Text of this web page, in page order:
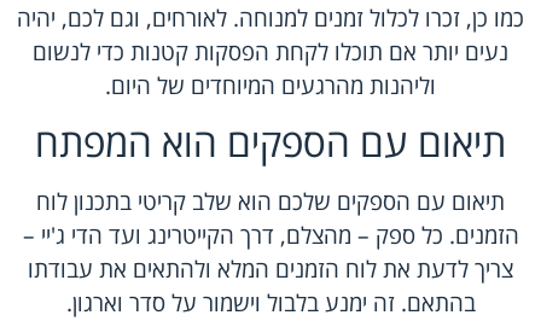
כמו כן, זכרו לכלול זמנים למנוחה. לאורחים, וגם לכם, יהיה
נעים יותר אם תוכלו לקחת הפסקות קטנות כדי לנשום
וליהנות מהרגעים המיוחדים של היום.
תיאום עם הספקים הוא המפתח
תיאום עם הספקים שלכם הוא שלב קריטי בתכנון לוח
הזמנים. כל ספק – מהצלם, דרך הקייטרינג ועד הדי ג'יי –
צריך לדעת את לוח הזמנים המלא ולהתאים את עבודתו
בהתאם. זה ימנע בלבול וישמור על סדר וארגון.